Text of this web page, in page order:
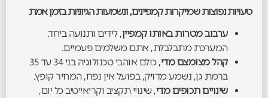
טעויות נפוצות שמייקרות קמפיינים, ונשמעות הגיוניות בזמן אמת
ערבוב מטרות באותו קמפיין, לידים ותנועה ביחד.
המערכת מתבלבלת, אתם משלמים פעמיים.
קהל מצומצם מדי
, כולם אוהבי טכנולוגיה בני 34 עד 35
ברמת גן, נשמע מדויק, בפועל אין נפח, המחיר קופץ.
שינויים תכופים מדי, שינויי תקציב וקריאייטיב כל יום,